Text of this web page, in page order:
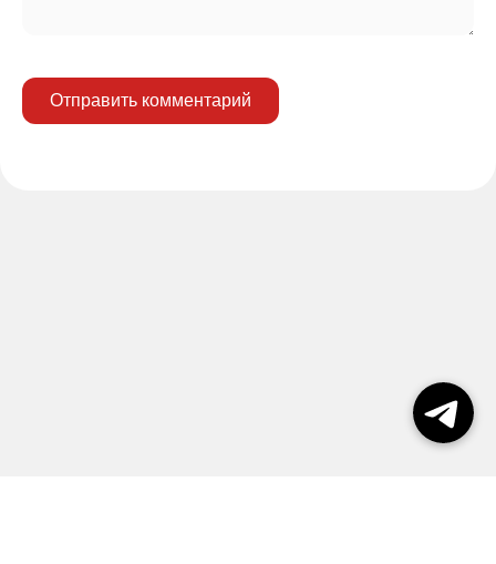
Отправить комментарий